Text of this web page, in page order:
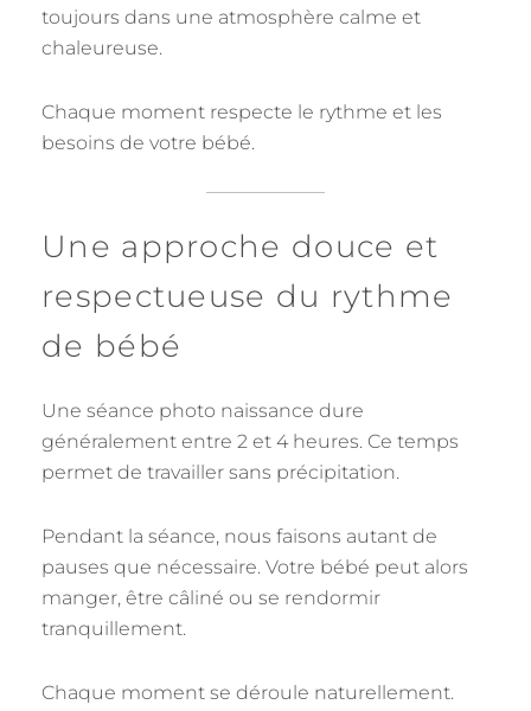
toujours dans une atmosphère calme et
chaleureuse.
Chaque moment respecte le rythme et les
besoins de votre bébé.
Une approche douce et
respectueuse du rythme
de bébé
Une séance photo naissance dure
généralement entre 2 et 4 heures. Ce temps
permet de travailler sans précipitation.
Pendant la séance, nous faisons autant de
pauses que nécessaire. Votre bébé peut alors
manger, être câliné ou se rendormir
tranquillement.
Chaque moment se déroule naturellement.